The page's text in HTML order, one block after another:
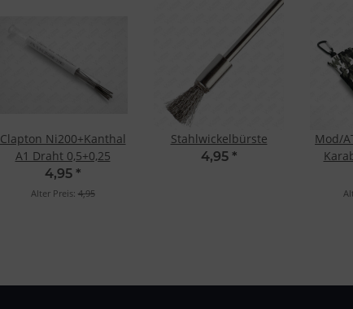
Clapton Ni200+Kanthal
A1 Draht 0,5+0,25
4,95 *
Alter Preis: 4,95
Stahlwickelbürste
4,95 *
Mod/